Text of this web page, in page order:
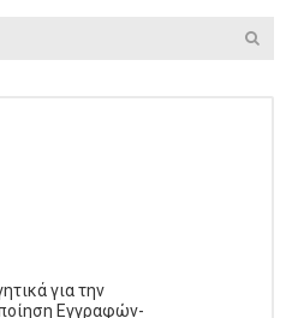
για την
Εγγραφών-